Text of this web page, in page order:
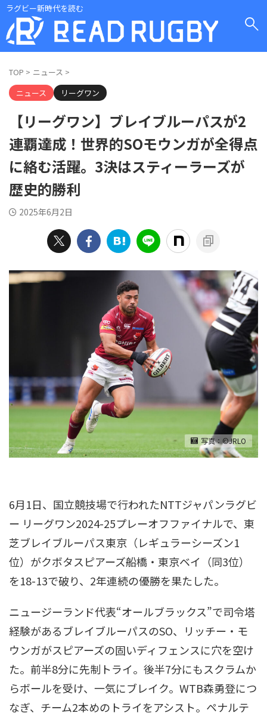
ラグビー新時代を読む
TOP > ニュース >
ニュース
リーグワン
【リーグワン】ブレイブルーパスが2
連覇達成！世界的SOモウンガが全得点
に絡む活躍。3決はスティーラーズが
歴史的勝利
2025年6月2日
写真：©JRLO
6月1日、国立競技場で行われたNTTジャパンラグビ
ー リーグワン2024-25プレーオフファイナルで、東
芝ブレイブルーパス東京（レギュラーシーズン1
位）がクボタスピアーズ船橋・東京ベイ（同3位）
を18-13で破り、2年連続の優勝を果たした。
ニュージーランド代表“オールブラックス”で司令塔
経験があるブレイブルーパスのSO、リッチー・モ
ウンガがスピアーズの固いディフェンスに穴を空け
た。前半8分に先制トライ。後半7分にもスクラムか
らボールを受け、一気にブレイク。WTB森勇登につ
なぎ、チーム2本めのトライをアシスト。ペナルテ